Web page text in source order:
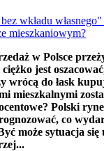
w Polsce
jest
wrócą do łask
mieszkalnymi
Polski
co
może sytuacja